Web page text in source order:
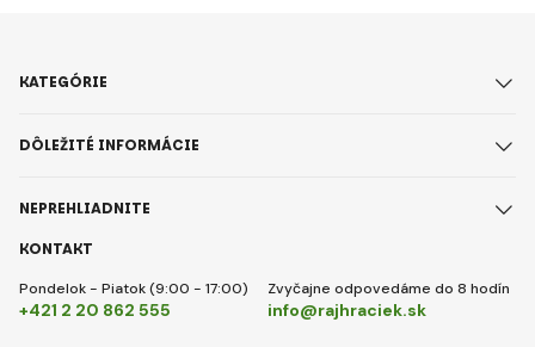
KONTAKT
Pondelok - Piatok (9:00 - 17:00)
+421 2 20 862 555
Zvyčajne odpovedáme do 8 hodín
info@rajhraciek.sk
KATEGÓRIE
DÔLEŽITÉ INFORMÁCIE
NEPREHLIADNITE